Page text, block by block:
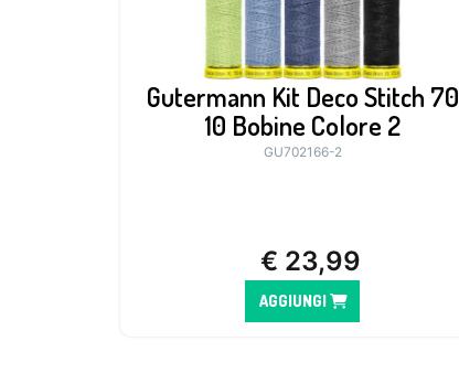
Gutermann Kit Deco Stitch 70
10 Bobine Colore 2
GU702166-2
€ 23,99
AGGIUNGI